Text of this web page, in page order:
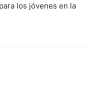
los jóvenes en la